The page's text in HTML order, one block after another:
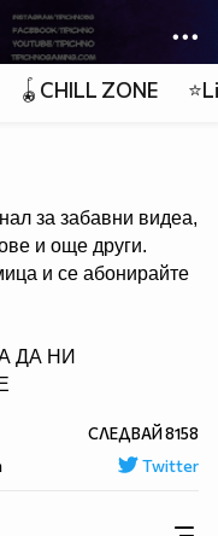
🪀CHILL ZONE
за забавни видеа,
и още други.
и се абонирайте
ДА НИ
СЛЕДВАЙ8158
Twitter